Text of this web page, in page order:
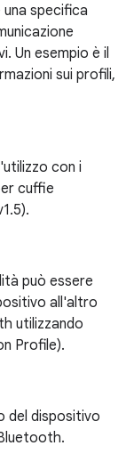
specifica
Un esempio è il
sui profili,
con i
cuffie
può essere
all'altro
utilizzando
Profile).
del dispositivo